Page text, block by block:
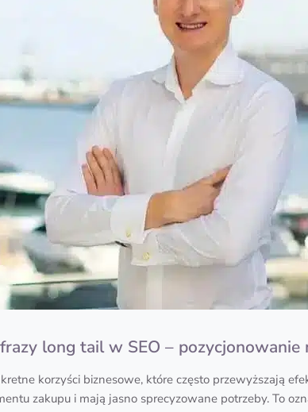
long tail w SEO – pozycjonowanie
korzyści biznesowe, które często przewyższają
zakupu i mają jasno sprecyzowane potrzeby. To